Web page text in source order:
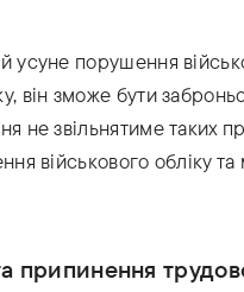
усуне порушення
він зможе бути
не звільнятиме таких
військового обліку та
припинення